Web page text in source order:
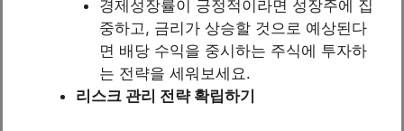
경제성장률이 긍정적이라면 성장주에 집
중하고, 금리가 상승할 것으로 예상된다
면 배당 수익을 중시하는 주식에 투자하
는 전략을 세워보세요.
리스크 관리 전략 확립하기